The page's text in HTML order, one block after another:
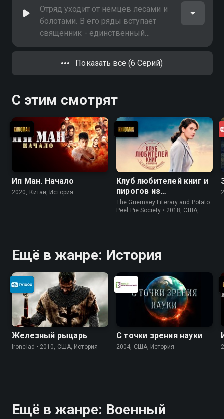
собой Шевцова с отрядом бойцов
Отряд уходит от немцев лесами и
болотами. В его ряды вступает
священник - единственный
выживший из разорённой
фашистами деревни. Между ним и
партийцем Поляковым постоянно
Показать все (6 Серий)
С этим смотрят
Ип Ман. Начало
2020, Китай, История
Клуб любителей книг и
пирогов из
картофельных
очистков
The Guernsey Literary and Potato
Peel Pie Society • 2018, США,
Ещё в жанре: История
Железный рыцарь
Ironclad • 2010, США, История
С точки зрения науки
2004, США, История
Ещё в жанре: Военный